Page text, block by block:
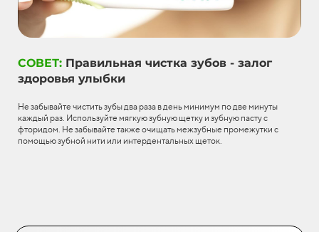
СОВЕТ: Правильная чистка зубов - залог
здоровья улыбки
Не забывайте чистить зубы два раза в день минимум по две минуты
каждый раз. Используйте мягкую зубную щетку и зубную пасту с
фторидом. Не забывайте также очищать межзубные промежутки с
помощью зубной нити или интердентальных щеток.